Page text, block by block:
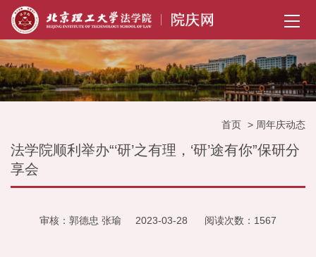
首
页
周
年
动
态
首页 > 周年庆动态
法学院顺利举办“‘研’之有理，‘研’途有你”保研分
享会
审核：郭德忠 张瑜 2023-03-28 阅读次数： 1567